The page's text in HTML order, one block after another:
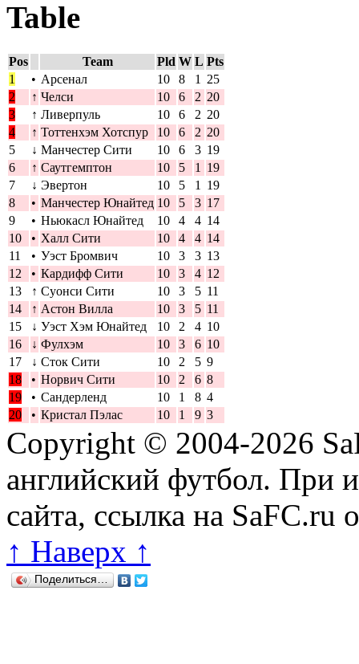
Table
Pos Team Pld W L Pts
1
• Арсенал 10 8 1
25
2
↑ Челси 10 6 2 20
3
↑ Ливерпуль 10 6 2 20
4
↑ Тоттенхэм Хотспур 10 6 2 20
5
↓ Манчестер Сити 10 6 3 19
6
↑ Саутгемптон 10 5 1
19
7
↓ Эвертон 10 5 1
19
8
• Манчестер Юнайтед 10 5 3 17
9
• Ньюкасл Юнайтед 10 4 4 14
10
• Халл Сити 10 4 4 14
11
• Уэст Бромвич 10 3 3 13
12
• Кардифф Сити 10 3 4 12
13
↑ Суонси Сити 10 3 5 11
14
↑ Астон Вилла 10 3 5 11
15
↓ Уэст Хэм Юнайтед 10 2 4 10
16
↓ Фулхэм 10 3 6 10
17
↓ Сток Сити 10 2 5 9
18
• Норвич Сити 10 2 6 8
19
• Сандерленд 10 1 8 4
20
• Кристал Пэлас 10 1 9 3
Copyright © 2004-2026
английский футбол. При
сайта, ссылка на SaFC.ru
↑ Наверх ↑
Поделиться…